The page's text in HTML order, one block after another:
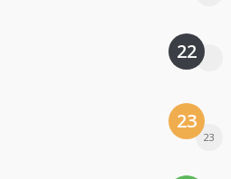
22
23
23